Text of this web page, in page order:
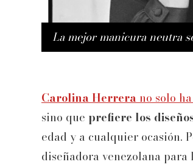
La mejor manicura neutra
Carolina Herrera no solo
sino que prefiere los
edad y a cualquier ocasión.
diseñadora venezolana